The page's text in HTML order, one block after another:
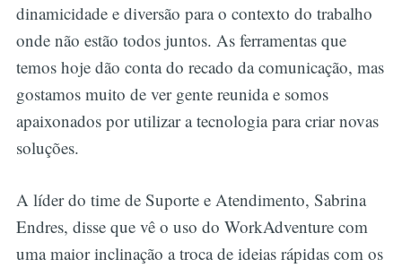
dinamicidade e diversão para o contexto do trabalho
onde não estão todos juntos. As ferramentas que
temos hoje dão conta do recado da comunicação, mas
gostamos muito de ver gente reunida e somos
apaixonados por utilizar a tecnologia para criar novas
soluções.
A líder do time de Suporte e Atendimento, Sabrina
Endres, disse que vê o uso do WorkAdventure com
uma maior inclinação a troca de ideias rápidas com os